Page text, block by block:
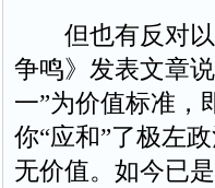
但也有反对以
争鸣》发表文章
一”为价值标准，
你“应和”了极左
无价值。如今已